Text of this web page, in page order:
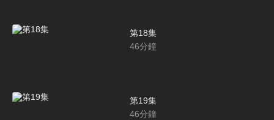
第18集
46分鐘
第19集
46分鐘